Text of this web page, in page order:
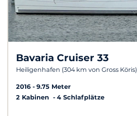
Bavaria Cruiser 33
Heiligenhafen (304 km von Gross Köris)
2016
9.75 Meter
2 Kabinen
4 Schlafplätze